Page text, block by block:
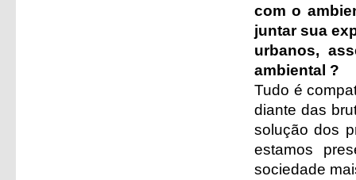
com o
juntar sua
urbanos,
ambiental ?
Tudo é
diante das
solução dos
estamos
sociedade